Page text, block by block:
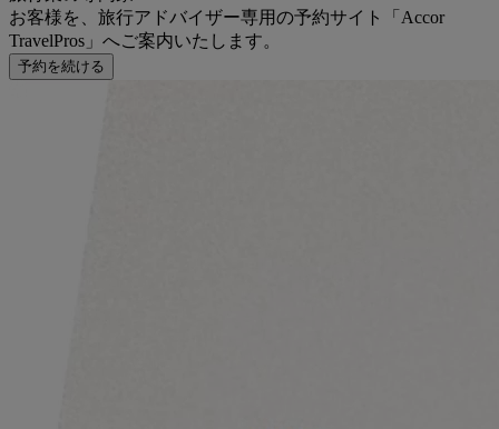
お客様を、旅行アドバイザー専用の予約サイト「Accor
TravelPros」へご案内いたします。
予約を続ける